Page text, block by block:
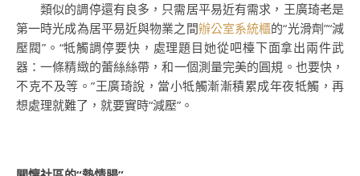
類似的調停還有良多，只需居平易近有需求，王廣琦老是
第一時光成為居平易近與物業之間辦公室系統櫃的“光滑劑”“減
壓閥”。“牴觸調停要快，處理題目她從吧檯下面拿出兩件武
器：一條精緻的蕾絲絲帶，和一個測量完美的圓規。也要快，
不克不及等。”王廣琦說，當小牴觸漸漸積累成年夜牴觸，再
想處理就難了，就要實時“減壓”。